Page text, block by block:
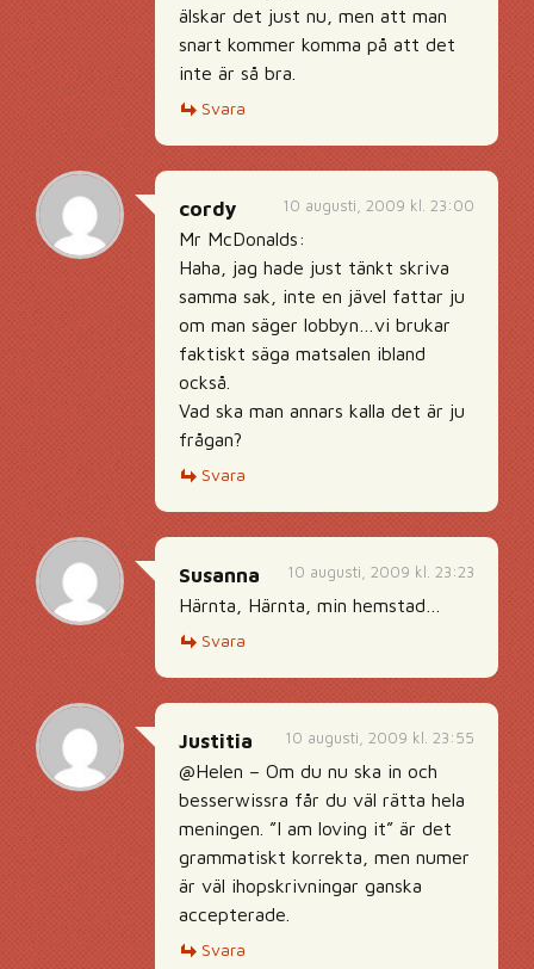
älskar det just nu, men att man
snart kommer komma på att det
inte är så bra.
Svara
10 augusti, 2009 kl. 23:00
cordy
Mr McDonalds:
Haha, jag hade just tänkt skriva
samma sak, inte en jävel fattar ju
om man säger lobbyn…vi brukar
faktiskt säga matsalen ibland
också.
Vad ska man annars kalla det är ju
frågan?
Svara
10 augusti, 2009 kl. 23:23
Susanna
Härnta, Härnta, min hemstad…
Svara
10 augusti, 2009 kl. 23:55
Justitia
@Helen – Om du nu ska in och
besserwissra får du väl rätta hela
meningen. ”I am loving it” är det
grammatiskt korrekta, men numer
är väl ihopskrivningar ganska
accepterade.
Svara